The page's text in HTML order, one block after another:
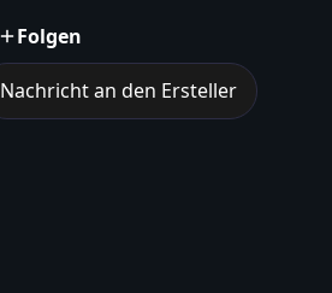
Folgen
Nachricht an den Ersteller